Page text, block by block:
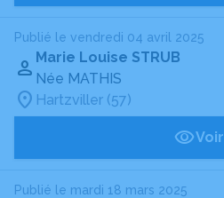
Publié le vendredi 04 avril 2025
Marie Louise STRUB
Née MATHIS
Hartzviller (57)
Voir
Publié le mardi 18 mars 2025